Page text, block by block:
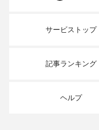
サービストップ
記事ランキング
ヘルプ